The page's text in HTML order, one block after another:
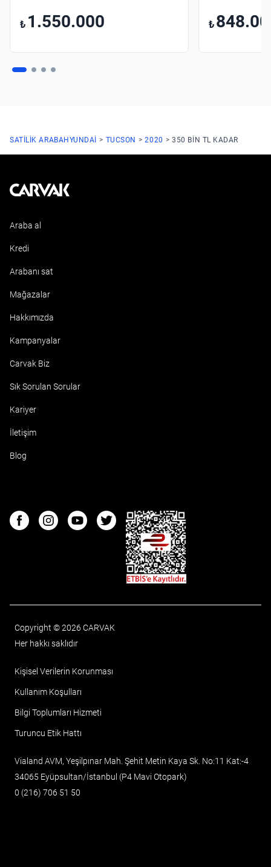
₺ 1.550.000 ₺
SATILIK ARABAHYUNDAI TUCSON 2020 350 BIN TL KADAR
Kavak
Araba al
Kredi
Arabanı sat
Mağazalar
Hakkımızda
Kampanyalar
Carvak Biz
Sık Sorulan Sorular
Kariyer
İletişim
Blog
FacebookInstagramYoutubeTwitter
ETBIS
Copyright © 2026 CARVAK
Her hakkı saklıdır
Kişisel Verilerin Korunması
Kullanım Koşulları
Bilgi Toplumları Hizmeti
Turuncu Etik Hattı
Vialand AVM, Yeşilpınar Mah. Şehit Metin Kaya Sk. No:11 Kat:-4
34065 Eyüpsultan/İstanbul (P4 Mavi Otopark)
0 (216) 706 51 50